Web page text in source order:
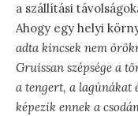
a szállítási
Ahogy egy helyi
adta kincsek nem
Gruissan szépsége a
a tengert, a lagúnákat
képezik ennek a